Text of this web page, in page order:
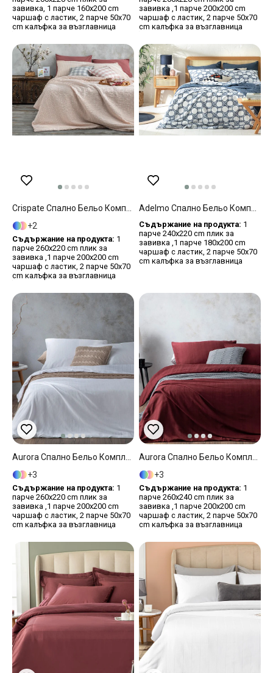
завивка, 1 парче 160x200 cm
чаршаф с ластик, 2 парче 50x70
cm калъфка за възглавница
завивка ,1 парче 200x200 cm
чаршаф с ластик, 2 парче 50x70
cm калъфка за възглавница
2
Съдържание на продукта: 1
парче 260x220 cm плик за
завивка ,1 парче 200x200 cm
чаршаф с ластик, 2 парче 50x70
cm калъфка за възглавница
Съдържание на продукта: 1
парче 240x220 cm плик за
завивка ,1 парче 180x200 cm
чаршаф с ластик, 2 парче 50x70
cm калъфка за възглавница
3
Съдържание на продукта: 1
парче 260x220 cm плик за
завивка ,1 парче 200x200 cm
чаршаф с ластик, 2 парче 50x70
cm калъфка за възглавница
3
Съдържание на продукта: 1
парче 260x240 cm плик за
завивка ,1 парче 200x200 cm
чаршаф с ластик, 2 парче 50x70
cm калъфка за възглавница